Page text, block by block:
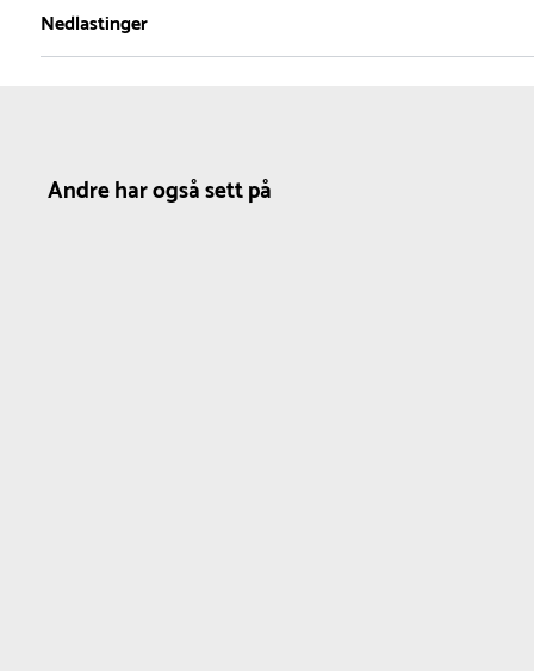
1
Nettovekt
1 kg
Nedlastinger
Andre har også sett på